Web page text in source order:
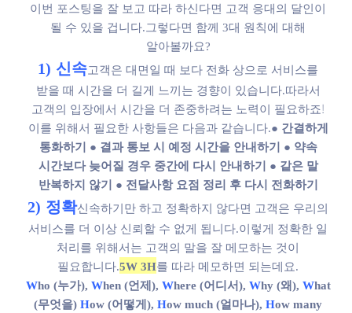
이번 포스팅을 잘 보고 따라 하신다면 고객 응대의 달인이
될 수 있을 겁니다.그렇다면 함께 3대 원칙에 대해
알아볼까요?
1) 신속고객은 대면일 때 보다 전화 상으로 서비스를
받을 때 시간을 더 길게 느끼는 경향이 있습니다.따라서
고객의 입장에서 시간을 더 존중하려는 노력이 필요하죠!
이를 위해서 필요한 사항들은 다음과 같습니다.● 간결하게
통화하기 ● 결과 통보 시 예정 시간을 안내하기 ● 약속
시간보다 늦어질 경우 중간에 다시 안내하기 ● 같은 말
반복하지 않기 ● 전달사항 요점 정리 후 다시 전화하기
2) 정확신속하기만 하고 정확하지 않다면 고객은 우리의
서비스를 더 이상 신뢰할 수 없게 됩니다.이렇게 정확한 일
처리를 위해서는 고객의 말을 잘 메모하는 것이
필요합니다.5W 3H를 따라 메모하면 되는데요.
Who (누가), When (언제), Where (어디서), Why (왜), What
(무엇을)How (어떻게), How much (얼마나), How many